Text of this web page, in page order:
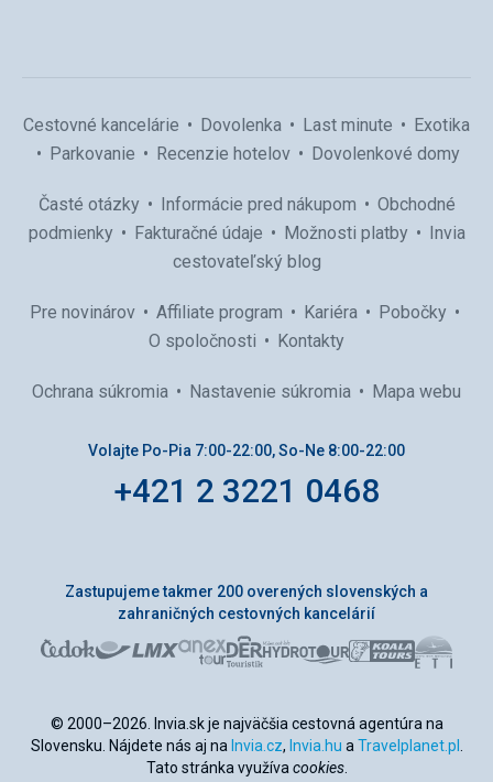
Cestovné kancelárie Dovolenka Last minute
Exotika
Parkovanie
Recenzie hotelov Dovolenkové domy
Časté otázky Informácie pred nákupom
Obchodné
podmienky
Fakturačné údaje Možnosti platby
Invia
cestovateľský blog
Pre novinárov Affiliate program Kariéra
Pobočky
O spoločnosti
Kontakty
Ochrana súkromia Nastavenie súkromia Mapa webu
Volajte Po-Pia 7:00-22:00, So-Ne 8:00-22:00
+421 2 3221 0468
Zastupujeme takmer 200 overených slovenských a
zahraničných cestovných kancelárií
© 2000–2026. Invia.sk je najväčšia cestovná agentúra na
Slovensku. Nájdete nás aj na Invia.cz, Invia.hu a Travelplanet.pl
Tato stránka využíva cookies.